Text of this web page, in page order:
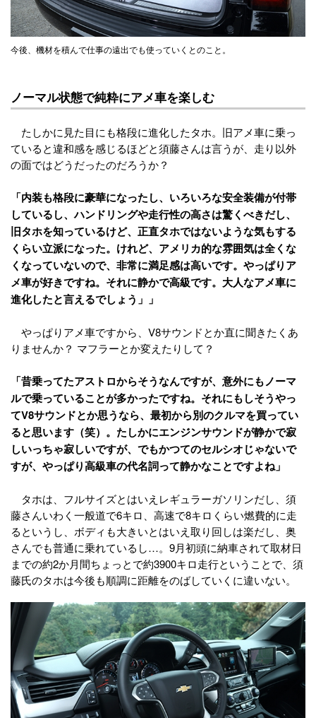
今後、機材を積んで仕事の遠出でも使っていくとのこと。
ノーマル状態で純粋にアメ車を楽しむ
たしかに見た目にも格段に進化したタホ。旧アメ車に乗っ
ていると違和感を感じるほどと須藤さんは言うが、走り以外
の面ではどうだったのだろうか？
「内装も格段に豪華になったし、いろいろな安全装備が付帯
しているし、ハンドリングや走行性の高さは驚くべきだし、
旧タホを知っているけど、正直タホではないような気もする
くらい立派になった。けれど、アメリカ的な雰囲気は全くな
くなっていないので、非常に満足感は高いです。やっぱりア
メ車が好きですね。それに静かで高級です。大人なアメ車に
進化したと言えるでしょう」」
やっぱりアメ車ですから、V8サウンドとか直に聞きたくあ
りませんか？ マフラーとか変えたりして？
「昔乗ってたアストロからそうなんですが、意外にもノーマ
ルで乗っていることが多かったですね。それにもしそうやっ
てV8サウンドとか思うなら、最初から別のクルマを買ってい
ると思います（笑）。たしかにエンジンサウンドが静かで寂
しいっちゃ寂しいですが、でもかつてのセルシオじゃないで
すが、やっぱり高級車の代名詞って静かなことですよね」
タホは、フルサイズとはいえレギュラーガソリンだし、須
藤さんいわく一般道で6キロ、高速で8キロくらい燃費的に走
るというし、ボディも大きいとはいえ取り回しは楽だし、奥
さんでも普通に乗れているし…。9月初頭に納車されて取材日
までの約2か月間ちょっとで約3900キロ走行ということで、須
藤氏のタホは今後も順調に距離をのばしていくに違いない。